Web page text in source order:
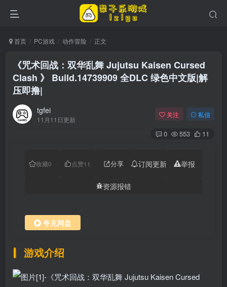
首页 PC游戏 动作冒险 正文
《咒术回战：双华乱舞 Jujutsu Kaisen Cursed
Clash 》 Build.14739909 全DLC 绿色中文版|解
压即撸|
tgfei
11月11日更新
关注 私信
0 553 11
收藏0 点赞11 分享 订阅更新 举报
资源报错
夸克网盘
游戏介绍